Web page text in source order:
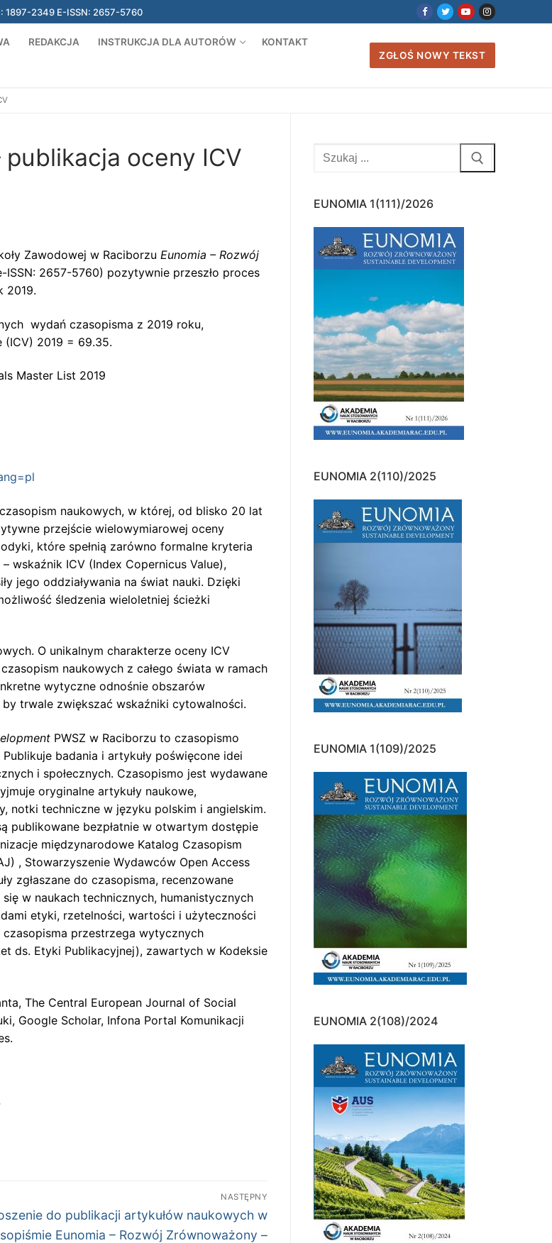
1897-2349 E-ISSN: 2657-5760
REDAKCJA INSTRUKCJA DLA AUTORÓW KONTAKT
ZGŁOŚ NOWY TEKST
oceny ICV
Zawodowej w Raciborzu Eunomia – Rozwój
ISSN: 2657-5760) pozytywnie przeszło proces
2019.
wydań czasopisma z 2019 roku,
(ICV) 2019 = 69.35.
Master List 2019
naukowych, w której, od blisko 20 lat
przejście wielowymiarowej oceny
które spełnią zarówno formalne kryteria
wskaźnik ICV (Index Copernicus Value),
jego oddziaływania na świat nauki. Dzięki
śledzenia wieloletniej ścieżki
O unikalnym charakterze oceny ICV
naukowych z całego świata w ramach
wytyczne odnośnie obszarów
trwale zwiększać wskaźniki cytowalności.
PWSZ w Raciborzu to czasopismo
badania i artykuły poświęcone idei
i społecznych. Czasopismo jest wydawane
oryginalne artykuły naukowe,
notki techniczne w języku polskim i angielskim.
publikowane bezpłatnie w otwartym dostępie
międzynarodowe Katalog Czasopism
, Stowarzyszenie Wydawców Open Access
zgłaszane do czasopisma, recenzowane
w naukach technicznych, humanistycznych
etyki, rzetelności, wartości i użyteczności
przestrzega wytycznych
ds. Etyki Publikacyjnej), zawartych w Kodeksie
The Central European Journal of Social
Google Scholar, Infona Portal Komunikacji
NASTĘPNY
do publikacji artykułów naukowych w
Eunomia – Rozwój Zrównoważony –
Szukaj:
EUNOMIA 1(111)/2026
EUNOMIA 2(110)/2025
EUNOMIA 1(109)/2025
EUNOMIA 2(108)/2024